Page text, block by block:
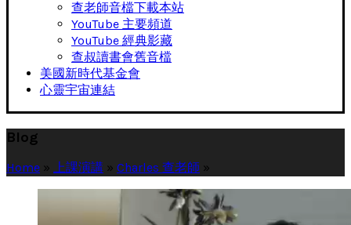
查老師音檔下載本站
YouTube 主要頻道
YouTube 經典影藏
查叔讀書會舊音檔
美國新時代基金會
心靈宇宙連結
Blog
Home » 上課演講 » Charles 查老師 »